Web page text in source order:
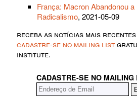
França: Macron Abandonou
Radicalismo, 2021-05-09
receba as notícias mais
cadastre-se no mailing list
institute.
CADASTRE-SE NO MAILING